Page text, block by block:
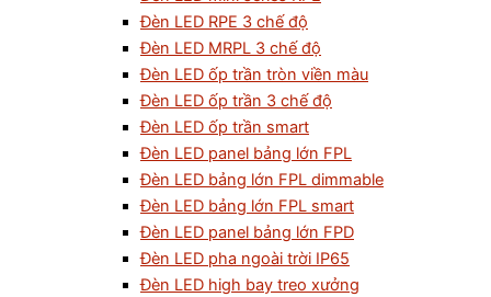
Đèn LED RPE 3 chế độ
Đèn LED MRPL 3 chế độ
Đèn LED ốp trần tròn viền màu
Đèn LED ốp trần 3 chế độ
Đèn LED ốp trần smart
Đèn LED panel bảng lớn FPL
Đèn LED bảng lớn FPL dimmable
Đèn LED bảng lớn FPL smart
Đèn LED panel bảng lớn FPD
Đèn LED pha ngoài trời IP65
Đèn LED high bay treo xưởng